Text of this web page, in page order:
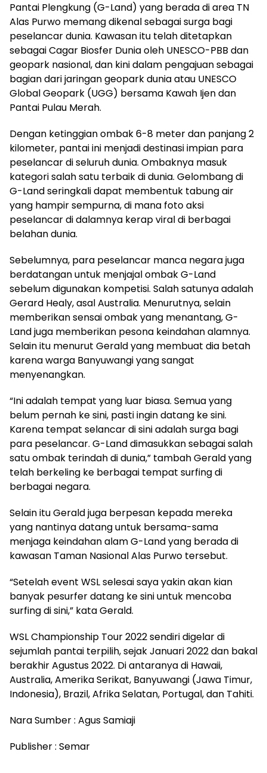
Pantai Plengkung (G-Land) yang berada di area TN
Alas Purwo memang dikenal sebagai surga bagi
peselancar dunia. Kawasan itu telah ditetapkan
sebagai Cagar Biosfer Dunia oleh UNESCO-PBB dan
geopark nasional, dan kini dalam pengajuan sebagai
bagian dari jaringan geopark dunia atau UNESCO
Global Geopark (UGG) bersama Kawah Ijen dan
Pantai Pulau Merah.
Dengan ketinggian ombak 6-8 meter dan panjang 2
kilometer, pantai ini menjadi destinasi impian para
peselancar di seluruh dunia. Ombaknya masuk
kategori salah satu terbaik di dunia. Gelombang di
G-Land seringkali dapat membentuk tabung air
yang hampir sempurna, di mana foto aksi
peselancar di dalamnya kerap viral di berbagai
belahan dunia.
Sebelumnya, para peselancar manca negara juga
berdatangan untuk menjajal ombak G-Land
sebelum digunakan kompetisi. Salah satunya adalah
Gerard Healy, asal Australia. Menurutnya, selain
memberikan sensai ombak yang menantang, G-
Land juga memberikan pesona keindahan alamnya.
Selain itu menurut Gerald yang membuat dia betah
karena warga Banyuwangi yang sangat
menyenangkan.
“Ini adalah tempat yang luar biasa. Semua yang
belum pernah ke sini, pasti ingin datang ke sini.
Karena tempat selancar di sini adalah surga bagi
para peselancar. G-Land dimasukkan sebagai salah
satu ombak terindah di dunia,” tambah Gerald yang
telah berkeling ke berbagai tempat surfing di
berbagai negara.
Selain itu Gerald juga berpesan kepada mereka
yang nantinya datang untuk bersama-sama
menjaga keindahan alam G-Land yang berada di
kawasan Taman Nasional Alas Purwo tersebut.
“Setelah event WSL selesai saya yakin akan kian
banyak pesurfer datang ke sini untuk mencoba
surfing di sini,” kata Gerald.
WSL Championship Tour 2022 sendiri digelar di
sejumlah pantai terpilih, sejak Januari 2022 dan bakal
berakhir Agustus 2022. Di antaranya di Hawaii,
Australia, Amerika Serikat, Banyuwangi (Jawa Timur,
Indonesia), Brazil, Afrika Selatan, Portugal, dan Tahiti.
Nara Sumber : Agus Samiaji
Publisher : Semar